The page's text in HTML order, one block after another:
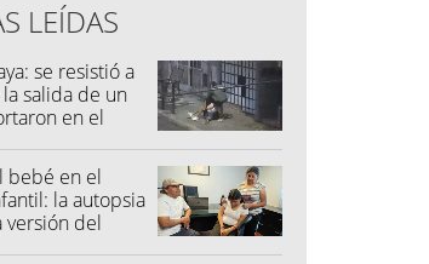
LEÍDAS
se resistió a
salida de un
en el
bebé en el
la autopsia
versión del